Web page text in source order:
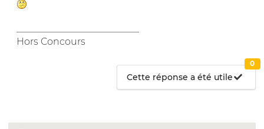
Hors Concours
Cette réponse a été utile
0